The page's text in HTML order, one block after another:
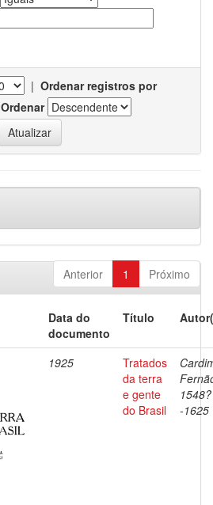
| Ordenar registros por
Ordenar
Anterior 1 Próximo
Data do
documento
Título
1925
Tratados
da terra
e gente
do Brasil
1548?
-1625